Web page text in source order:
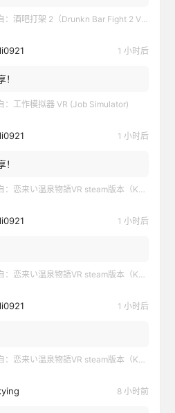
： 酒吧打架 2（Drunkn Bar Fight 2 VR）
1 小时后
！
： 工作模拟器 VR (Job Simulator)
1 小时后
！
： 恋来い温泉物語VR steam版本（KoiKoiMonogatari VR）
1 小时后
： 恋来い温泉物語VR steam版本（KoiKoiMonogatari VR）
1 小时后
： 恋来い温泉物語VR steam版本（KoiKoiMonogatari VR）
8 小时前